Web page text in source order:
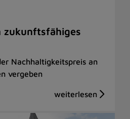
zukunftsfähiges
Nachhaltigkeitspreis an
vergeben